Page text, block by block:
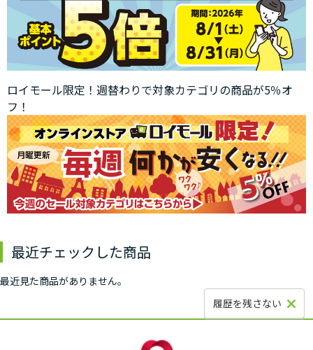
ロイモール限定！週替わりで対象カテゴリの商品が5％オ
フ！
最近チェックした商品
最近見た商品がありません。
履歴を残さない